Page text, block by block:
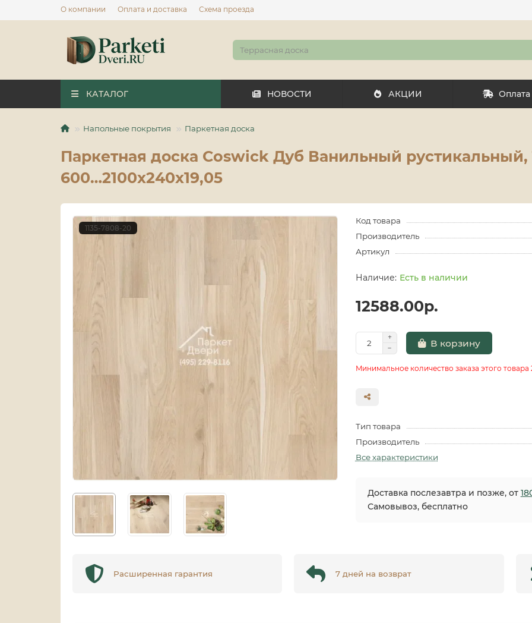
О компании Оплата и доставка Схема проезда
КАТАЛОГ НОВОСТИ АКЦИИ Оплата
Напольные покрытия Паркетная доска
Паркетная доска Coswick Дуб Ванильный рустикальный,
600…2100x240x19,05
1135-7808-20
Код товара
Производитель
Артикул
Есть в наличии
12588.00р.
В корзину
Минимальное количество заказа этого товара
Тип товара
Производитель
Все характеристики
Доставка послезавтра и позже, от
Самовывоз, бесплатно
Расширенная гарантия 7 дней на возврат